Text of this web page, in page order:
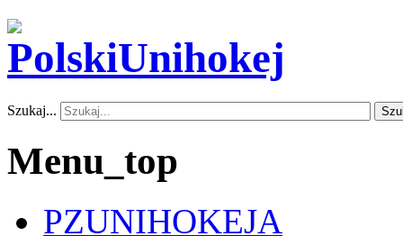
Szukaj...
Menu_top
PZUNIHOKEJA